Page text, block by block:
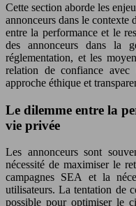
Cette section aborde les
annonceurs dans le
entre la performance et le
des annonceurs dans la
réglementation, et les
relation de confiance avec
approche éthique et
Le dilemme entre la
vie privée
Les annonceurs sont
nécessité de maximiser le
campagnes SEA et la
utilisateurs. La tentation de
possible pour optimiser le